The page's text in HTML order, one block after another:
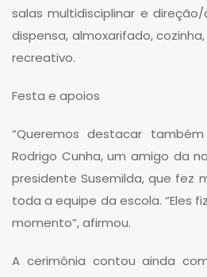
salas multidisciplinar e
dispensa, almoxarifado,
recreativo.
Festa e apoios
“Queremos destacar
Rodrigo Cunha, um amigo da
presidente Susemilda, que fez
toda a equipe da escola. “Eles
momento”, afirmou.
A cerimônia contou ainda